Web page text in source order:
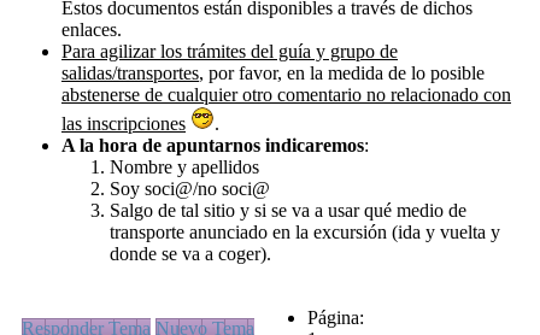
Estos documentos están disponibles a través de dichos
enlaces.
Para agilizar los trámites del guía y grupo de
salidas/transportes, por favor, en la medida de lo posible
abstenerse de cualquier otro comentario no relacionado con
las inscripciones
.
A la hora de apuntarnos indicaremos:
Nombre y apellidos
Soy soci@/no soci@
Salgo de tal sitio y si se va a usar qué medio de
transporte anunciado en la excursión (ida y vuelta y
donde se va a coger).
Responder Tema Nuevo Tema
Página: